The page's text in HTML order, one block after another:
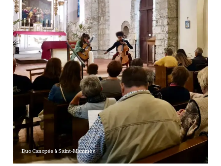
Duo Canopée àSaint-Mammès